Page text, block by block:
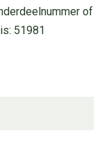
of
51981